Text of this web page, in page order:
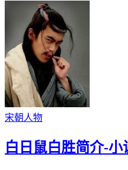
宋朝人物
白日鼠白胜简介-